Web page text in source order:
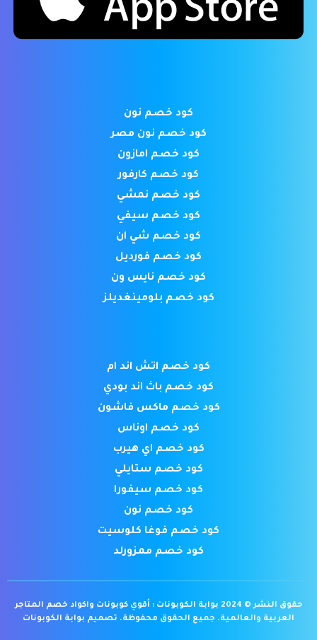
كود خصم نون
كود خصم نون مصر
كود خصم امازون
كود خصم كارفور
كود خصم نمشي
كود خصم سيفي
كود خصم شي ان
كود خصم فورديل
كود خصم نايس ون
كود خصم بلومينغديلز
كود خصم اتش اند ام
كود خصم باث اند بودي
كود خصم ماكس فاشون
كود خصم اوناس
كود خصم اي هيرب
كود خصم ستايلي
كود خصم سيفورا
كود خصم نون
كود خصم فوغا كلوسيت
كود خصم ممزورلد
حقوق النشر © 2024 بوابة الكوبونات : أقوي كوبونات واكواد خصم المتاجر
العربية والعالمية. جميع الحقوق محفوظة. تصميم بوابة الكوبونات